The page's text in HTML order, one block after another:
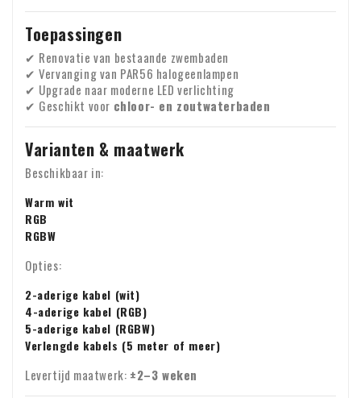
Toepassingen
✔ Renovatie van bestaande zwembaden
✔ Vervanging van PAR56 halogeenlampen
✔ Upgrade naar moderne LED verlichting
✔ Geschikt voor chloor- en zoutwaterbaden
Varianten & maatwerk
Beschikbaar in:
Warm wit
RGB
RGBW
Opties:
2-aderige kabel (wit)
4-aderige kabel (RGB)
5-aderige kabel (RGBW)
Verlengde kabels (5 meter of meer)
Levertijd maatwerk: ±2–3 weken